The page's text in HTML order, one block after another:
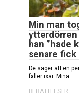
Min man
ytterdörren
han ”hade
senare fick
De säger att en
faller isär. Mina
BERÄTTELSER